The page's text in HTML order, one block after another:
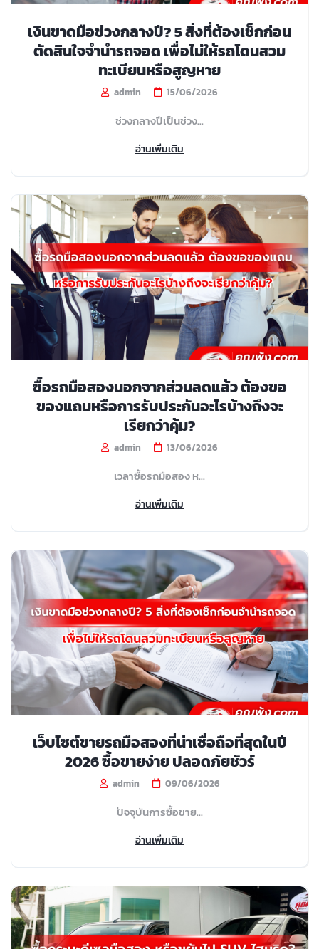
เงินขาดมือช่วงกลางปี? 5 สิ่งที่ต้องเช็กก่อน
ตัดสินใจจำนำรถจอด เพื่อไม่ให้รถโดนสวม
ทะเบียนหรือสูญหาย
admin 15/06/2026
ช่วงกลางปีเป็นช่วง...
อ่านเพิ่มเติม
ซื้อรถมือสองนอกจากส่วนลดแล้ว ต้องขอ
ของแถมหรือการรับประกันอะไรบ้างถึงจะ
เรียกว่าคุ้ม?
admin 13/06/2026
เวลาซื้อรถมือสอง ห...
อ่านเพิ่มเติม
เว็บไซต์ขายรถมือสองที่น่าเชื่อถือที่สุดในปี
2026 ซื้อขายง่าย ปลอดภัยชัวร์
admin 09/06/2026
ปัจจุบันการซื้อขาย...
อ่านเพิ่มเติม